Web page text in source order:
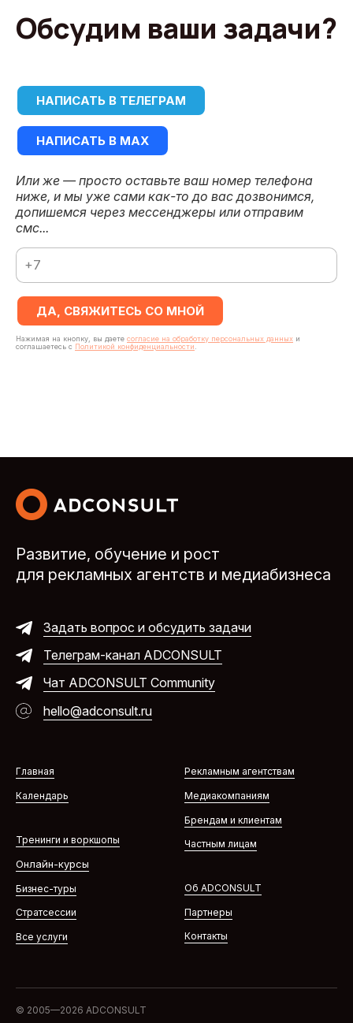
Обсудим ваши задачи?
НАПИСАТЬ В ТЕЛЕГРАМ
НАПИСАТЬ В MAX
Или же — просто оставьте ваш номер телефона
ниже, и мы уже сами как-то до вас дозвонимся,
допишемся через мессенджеры или отправим
смс...
ДА, СВЯЖИТЕСЬ СО МНОЙ
Нажимая на кнопку, вы даете согласие на обработку персональных данных и
соглашаетесь с Политикой конфиденциальности
Развитие, обучение и рост
для рекламных агентств и медиабизнеса
Задать вопрос и обсудить задачи
Телеграм-канал ADCONSULT
Чат ADCONSULT Community
hello@adconsult.ru
Главная
Календарь
Тренинги и воркшопы
Онлайн-курсы
Бизнес-туры
Стратсессии
Все услуги
Рекламным агентствам
Медиакомпаниям
Брендам и клиентам
Частным лицам
Об ADCONSULT
Партнеры
Контакты
© 2005—2026 ADCONSULT